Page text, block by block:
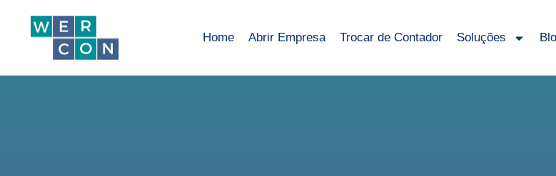
Home Abrir Empresa Trocar de Contador Soluções